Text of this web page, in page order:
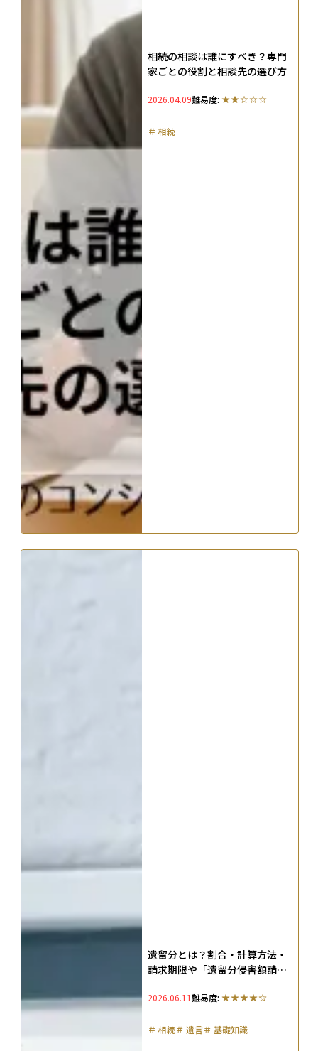
相続の相談は誰にすべき？専門
家ごとの役割と相談先の選び方
2026.04.09難易度:
＃ 相続
遺留分とは？割合・計算方法・
請求期限や「遺留分侵害額請
2026.06.11難易度:
＃ 相続＃ 遺言＃ 基礎知識